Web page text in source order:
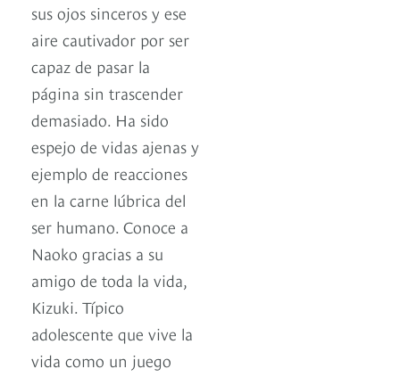
sus ojos sinceros y ese
aire cautivador por ser
capaz de pasar la
página sin trascender
demasiado. Ha sido
espejo de vidas ajenas y
ejemplo de reacciones
en la carne lúbrica del
ser humano. Conoce a
Naoko gracias a su
amigo de toda la vida,
Kizuki. Típico
adolescente que vive la
vida como un juego